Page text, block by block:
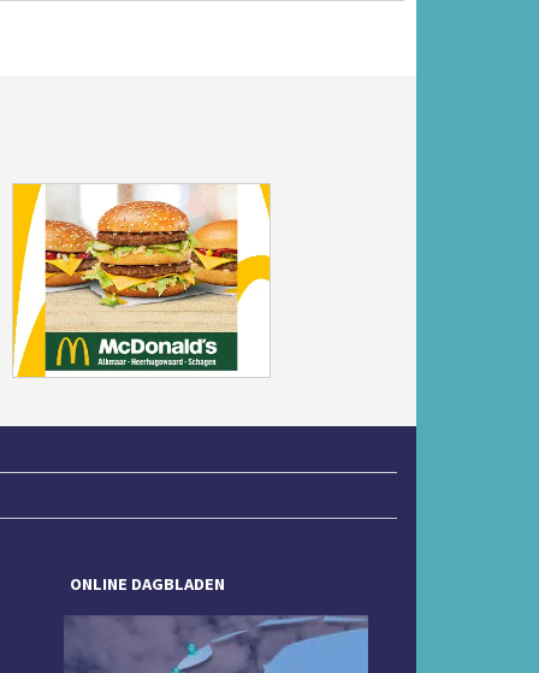
ONLINE DAGBLADEN